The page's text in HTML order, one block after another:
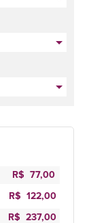
R$ 77,00
R$ 122,00
R$ 237,00